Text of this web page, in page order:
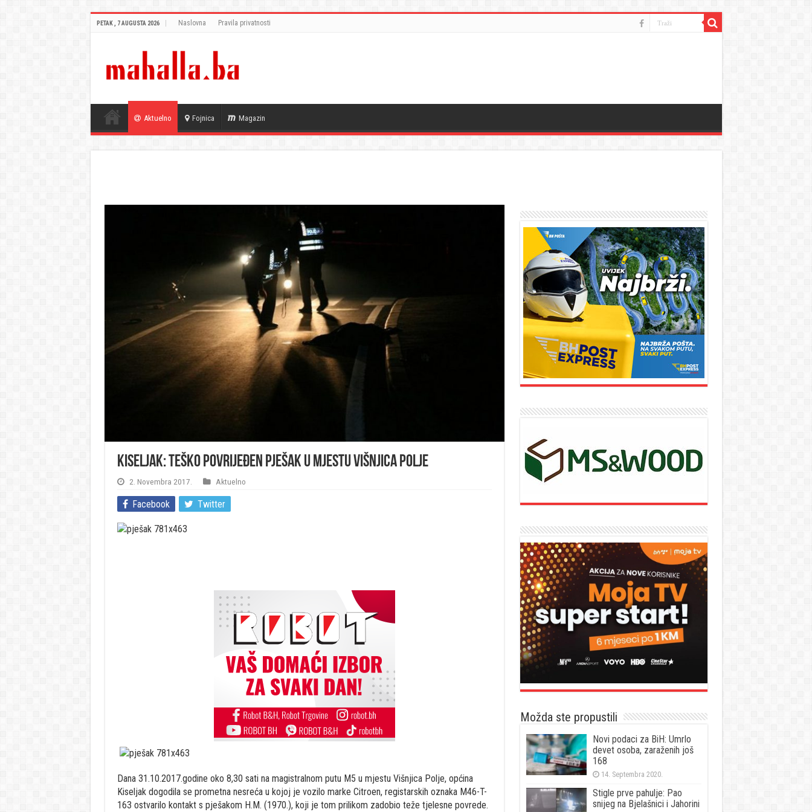
PETAK , 7 AUGUSTA 2026 Naslovna Pravila privatnosti
Aktuelno Fojnica Magazin
Kiseljak: Teško povrijeđen pješak u mjestu Višnjica polje
2. Novembra 2017. Aktuelno
Facebook Twitter
Dana 31.10.2017.godine oko 8,30 sati na magistralnom putu M5 u mjestu Višnjica Polje, općina
Kiseljak dogodila se prometna nesreća u kojoj je vozilo marke Citroen, registarskih oznaka M46-T-
163 ostvarilo kontakt s pješakom H.M. (1970.), koji je tom prilikom zadobio teže tjelesne povrede.
Možda ste propustili
Novi podaci za BiH: Umrlo
devet osoba, zaraženih još
168
14. Septembra 2020.
Stigle prve pahulje: Pao
snijeg na Bjelašnici i Jahorini